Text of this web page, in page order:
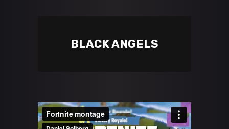
BLACK ANGELS